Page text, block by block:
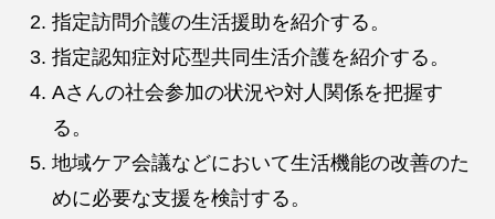
指定訪問介護の生活援助を紹介する。
指定認知症対応型共同生活介護を紹介する。
Aさんの社会参加の状況や対人関係を把握す
る。
地域ケア会議などにおいて生活機能の改善のた
めに必要な支援を検討する。